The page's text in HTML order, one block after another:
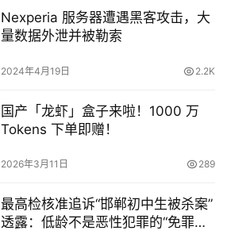
Nexperia 服务器遭遇黑客攻击，大
量数据外泄并被勒索
2024年4月19日 2.2K
国产「龙虾」盒子来啦！1000 万
Tokens 下单即赠！
2026年3月11日 289
最高检核准追诉“邯郸初中生被杀案”
透露：低龄不是恶性犯罪的“免罪金